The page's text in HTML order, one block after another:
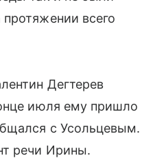
всего
Дегтерев
июля ему пришло
с Усольцевым.
речи Ирины.